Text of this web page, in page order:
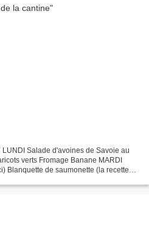
Salade d'avoines de Savoie au
verts Fromage Banane MARDI
Blanquette de saumonette (la recette